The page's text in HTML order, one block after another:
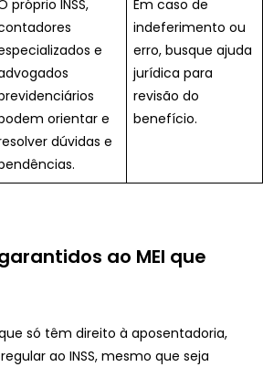
próprio INSS,
e
orientar e
dúvidas e
Em caso de
indeferimento ou
erro, busque ajuda
jurídica para
revisão do
benefício.
ao MEI que
só têm direito à aposentadoria,
ao INSS, mesmo que seja